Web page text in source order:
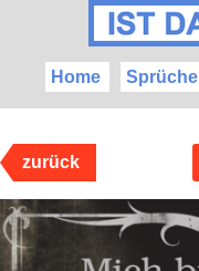
Home Sprüche
zurück